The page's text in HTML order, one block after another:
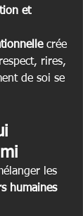
et
crée
rires,
de soi se
les
humaines